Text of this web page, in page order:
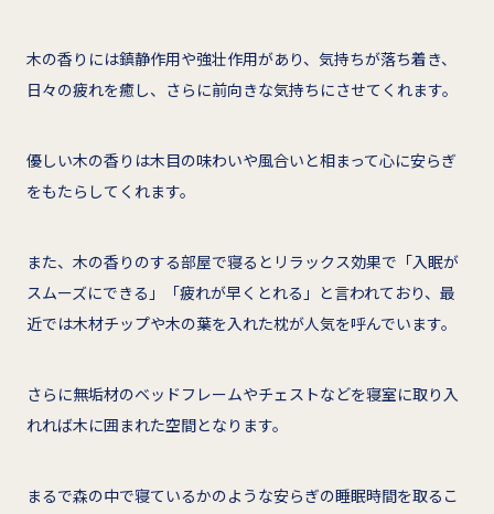
木の香りには鎮静作用や強壮作用があり、気持ちが落ち着き、
日々の疲れを癒し、さらに前向きな気持ちにさせてくれます。
優しい木の香りは木目の味わいや風合いと相まって心に安らぎ
をもたらしてくれます。
また、木の香りのする部屋で寝るとリラックス効果で「入眠が
スムーズにできる」「疲れが早くとれる」と言われており、最
近では木材チップや木の葉を入れた枕が人気を呼んでいます。
さらに無垢材のベッドフレームやチェストなどを寝室に取り入
れれば木に囲まれた空間となります。
まるで森の中で寝ているかのような安らぎの睡眠時間を取るこ